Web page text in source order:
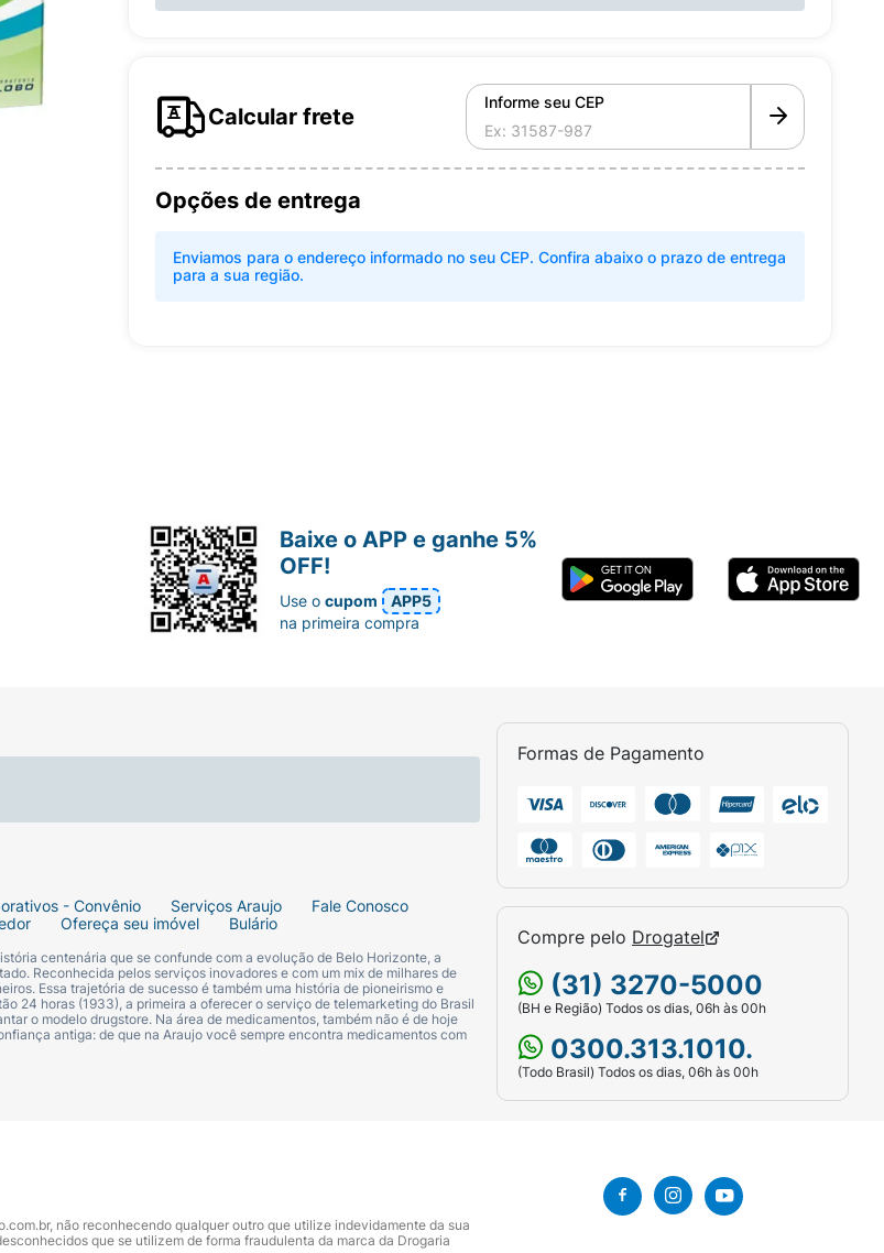
Calcular frete
Informe seu CEP
Opções de entrega
Enviamos para o endereço informado no seu CEP. Confira abaixo o prazo de entrega
para a sua região.
- Convênio Serviços Araujo
Fale Conosco
Ofereça seu imóvel Bulário
centenária que se confunde com a evolução de Belo Horizonte, a
Reconhecida pelos serviços inovadores e com um mix de milhares de
Essa trajetória de sucesso é também uma história de pioneirismo e
24 horas (1933), a primeira a oferecer o serviço de telemarketing do Brasil
o modelo drugstore. Na área de medicamentos, também não é de hoje
antiga: de que na Araujo você sempre encontra medicamentos com
Formas de Pagamento
Compre pelo Drogatel
(31) 3270-5000
(BH e Região) Todos os dias, 06h às 00h
0300.313.1010.
(Todo Brasil) Todos os dias, 06h às 00h
Baixe o APP e ganhe 5%
OFF!
Use ocupom
APP5
na primeira compra
não reconhecendo qualquer outro que utilize indevidamente da sua
que se utilizem de forma fraudulenta da marca da Drogaria